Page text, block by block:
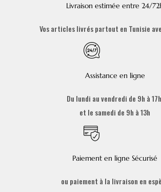
Livraison estimée entre 24/
Vos articles livrés partout en Tunisie
Assistance en ligne
Du lundi au vendredi de 9h à
et le samedi de 9h à 13h
Paiement en ligne Sécurisé
ou paiement à la livraison en